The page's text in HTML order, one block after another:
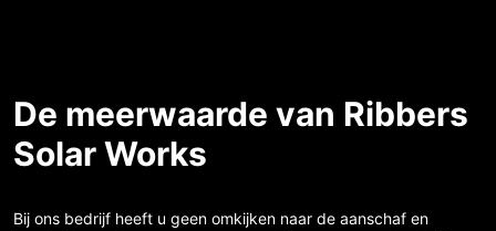
De meerwaarde van Ribbers
Solar Works
Bij ons bedrijf heeft u geen omkijken naar de aanschaf en